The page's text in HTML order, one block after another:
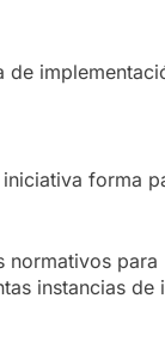
de
forma
normativos
instancias